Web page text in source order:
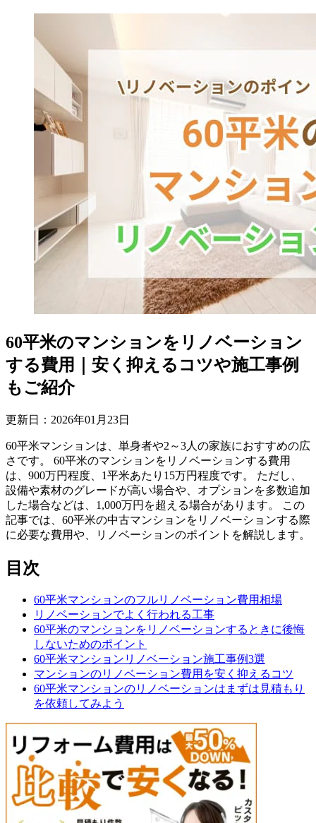
60平米のマンションをリノベーション
する費用｜安く抑えるコツや施工事例
もご紹介
更新日： 2026年01 月 23日
60平米マンションは、単身者や2～3人の家族におすすめの広
さです。 60平米のマンションをリノベーションする費用
は、900万円程度、1平米あたり15万円程度です。 ただし、
設備や素材のグレードが高い場合や、オプションを多数追加
した場合などは、1,000万円を超える場合があります。 この
記事では、60平米の中古マンションをリノベーションする際
に必要な費用や、リノベーションのポイントを解説します。
目次
60平米マンションのフルリノベーション費用相場
リノベーションでよく行われる工事
60平米のマンションをリノベーションするときに後悔
しないためのポイント
60平米マンションリノベーション施工事例3選
マンションのリノベーション費用を安く抑えるコツ
60平米マンションのリノベーションはまずは見積もり
を依頼してみよう